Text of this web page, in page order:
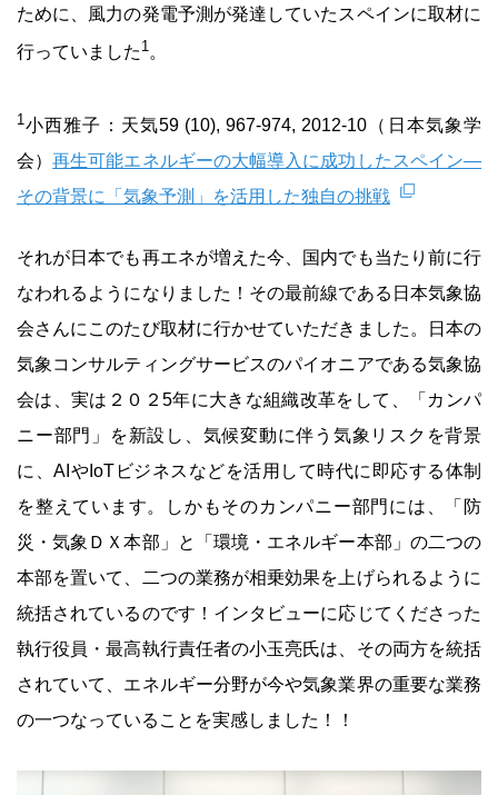
ために、風力の発電予測が発達していたスペインに取材に
行っていました 1 。
1 小西雅子：天気59 (10), 967-974, 2012-10（日本気象学
会）再生可能エネルギーの大幅導入に成功したスペイン―
その背景に「気象予測」を活用した独自の挑戦
それが日本でも再エネが増えた今、国内でも当たり前に行
なわれるようになりました！その最前線である日本気象協
会さんにこのたび取材に行かせていただきました。日本の
気象コンサルティングサービスのパイオニアである気象協
会は、実は２０２5年に大きな組織改革をして、「カンパ
ニー部門」を新設し、気候変動に伴う気象リスクを背景
に、AIやIoTビジネスなどを活用して時代に即応する体制
を整えています。しかもそのカンパニー部門には、「防
災・気象ＤＸ本部」と「環境・エネルギー本部」の二つの
本部を置いて、二つの業務が相乗効果を上げられるように
統括されているのです！インタビューに応じてくださった
執行役員・最高執行責任者の小玉亮氏は、その両方を統括
されていて、エネルギー分野が今や気象業界の重要な業務
の一つなっていることを実感しました！！